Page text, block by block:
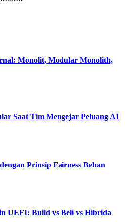
Monolit, Modular Monolith,
Saat Tim Mengejar Peluang AI
Prinsip Fairness Beban
UEFI: Build vs Beli vs Hibrida